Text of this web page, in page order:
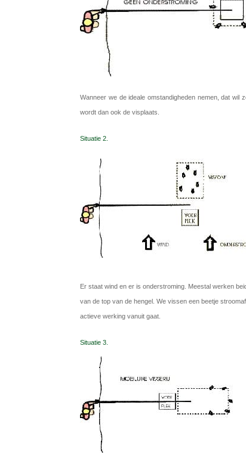
Wanneer we de ideale omstandigheden nemen, dat
wordt dan ook de visplaats.
Situatie 2.
Er staat wind en er is onderstroming. Meestal werken
van de top van de hengel. We vissen een beetje
actieve werking vanuit gaat.
Situatie 3.